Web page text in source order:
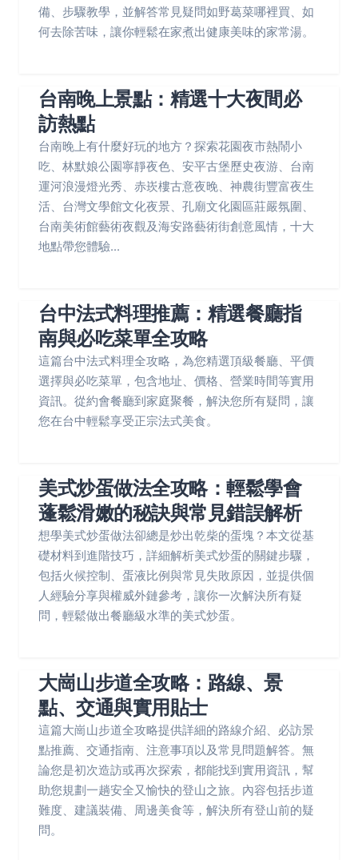
備、步驟教學，並解答常見疑問如野葛菜哪裡買、如
何去除苦味，讓你輕鬆在家煮出健康美味的家常湯。
台南晚上景點：精選十大夜間必
訪熱點
台南晚上有什麼好玩的地方？探索花園夜市熱鬧小
吃、林默娘公園寧靜夜色、安平古堡歷史夜游、台南
運河浪漫燈光秀、赤崁樓古意夜晚、神農街豐富夜生
活、台灣文學館文化夜景、孔廟文化園區莊嚴氛圍、
台南美術館藝術夜觀及海安路藝術街創意風情，十大
地點帶您體驗...
台中法式料理推薦：精選餐廳指
南與必吃菜單全攻略
這篇台中法式料理全攻略，為您精選頂級餐廳、平價
選擇與必吃菜單，包含地址、價格、營業時間等實用
資訊。從約會餐廳到家庭聚餐，解決您所有疑問，讓
您在台中輕鬆享受正宗法式美食。
美式炒蛋做法全攻略：輕鬆學會
蓬鬆滑嫩的秘訣與常見錯誤解析
想學美式炒蛋做法卻總是炒出乾柴的蛋塊？本文從基
礎材料到進階技巧，詳細解析美式炒蛋的關鍵步驟，
包括火候控制、蛋液比例與常見失敗原因，並提供個
人經驗分享與權威外鏈參考，讓你一次解決所有疑
問，輕鬆做出餐廳級水準的美式炒蛋。
大崗山步道全攻略：路線、景
點、交通與實用貼士
這篇大崗山步道全攻略提供詳細的路線介紹、必訪景
點推薦、交通指南、注意事項以及常見問題解答。無
論您是初次造訪或再次探索，都能找到實用資訊，幫
助您規劃一趟安全又愉快的登山之旅。內容包括步道
難度、建議裝備、周邊美食等，解決所有登山前的疑
問。